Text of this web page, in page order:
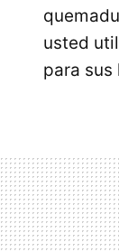
usted
para sus